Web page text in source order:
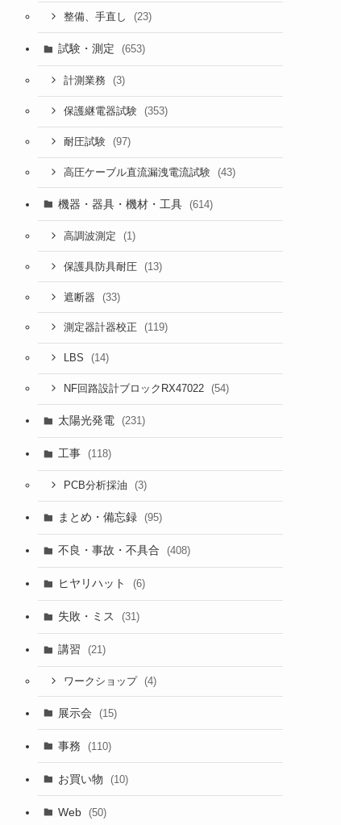
整備、手直し (23)
試験・測定 (653)
計測業務 (3)
保護継電器試験 (353)
耐圧試験 (97)
高圧ケーブル直流漏洩電流試験 (43)
機器・器具・機材・工具 (614)
高調波測定 (1)
保護具防具耐圧 (13)
遮断器 (33)
測定器計器校正 (119)
LBS (14)
NF回路設計ブロックRX47022 (54)
太陽光発電 (231)
工事 (118)
PCB分析採油 (3)
まとめ・備忘録 (95)
不良・事故・不具合 (408)
ヒヤリハット (6)
失敗・ミス (31)
講習 (21)
ワークショップ (4)
展示会 (15)
事務 (110)
お買い物 (10)
Web (50)